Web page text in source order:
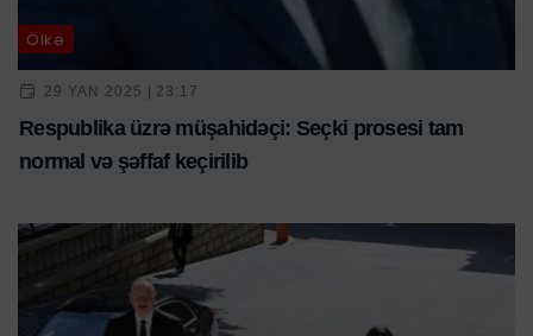
Ölkə
29 YAN 2025 | 23:17
Respublika üzrə müşahidəçi: Seçki prosesi tam
normal və şəffaf keçirilib